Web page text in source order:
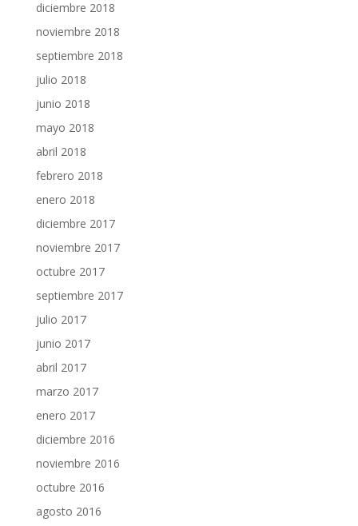
diciembre 2018
noviembre 2018
septiembre 2018
julio 2018
junio 2018
mayo 2018
abril 2018
febrero 2018
enero 2018
diciembre 2017
noviembre 2017
octubre 2017
septiembre 2017
julio 2017
junio 2017
abril 2017
marzo 2017
enero 2017
diciembre 2016
noviembre 2016
octubre 2016
agosto 2016